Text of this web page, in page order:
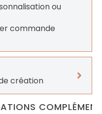
ou
commande
création